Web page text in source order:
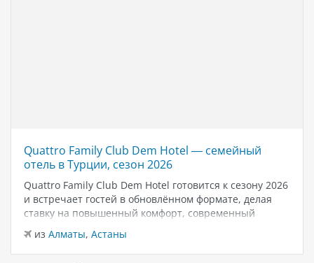
Quattro Family Club Dem Hotel — семейный
отель в Турции, сезон 2026
Quattro Family Club Dem Hotel готовится к сезону 2026
и встречает гостей в обновлённом формате, делая
ставку на повышенный комфорт, современный
дизайн и атмосферу спокойного семейного отдыха у
моря. Отель остаётся популярным выбором для тех,
кто ищет семейный отель в…
из Алматы, Астаны